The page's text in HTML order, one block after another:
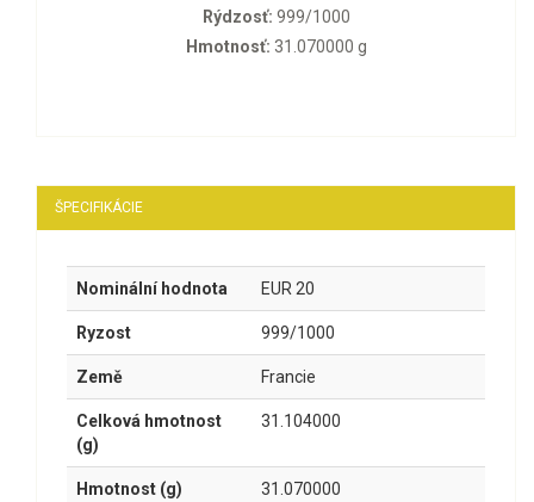
Rýdzosť: 999/1000
Hmotnosť: 31.070000 g
ŠPECIFIKÁCIE
Nominální hodnota EUR 20
Ryzost 999/1000
Země Francie
Celková hmotnost
(g)
31.104000
Hmotnost (g) 31.070000